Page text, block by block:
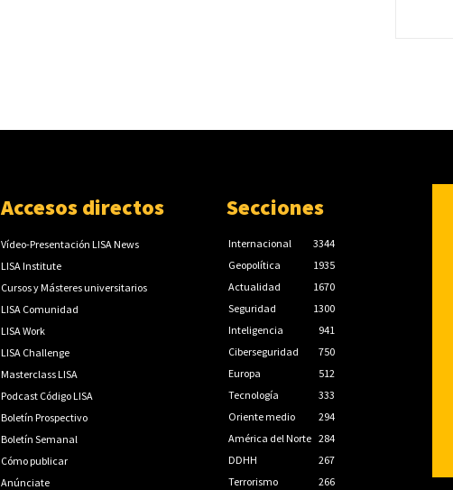
Accesos directos
Vídeo-Presentación LISA News
LISA Institute
Cursos y Másteres universitarios
LISA Comunidad
LISA Work
LISA Challenge
Masterclass LISA
Podcast Código LISA
Boletín Prospectivo
Boletín Semanal
Cómo publicar
Anúnciate
Secciones
Internacional
3344
Geopolítica
1935
Actualidad
1670
Seguridad
1300
Inteligencia
941
Ciberseguridad
750
Europa
512
Tecnología
333
Oriente medio
294
América del Norte 284
DDHH
267
Terrorismo
266